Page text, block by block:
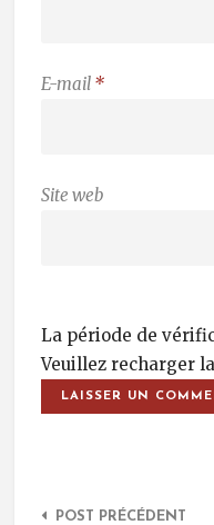
E-mail *
Site web
La période de
Veuillez recharger
Post
POST PRÉCÉDENT